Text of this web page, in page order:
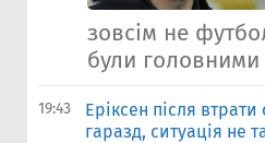
зовсім не
були головними
19:43
Еріксен після
гаразд, ситуація не